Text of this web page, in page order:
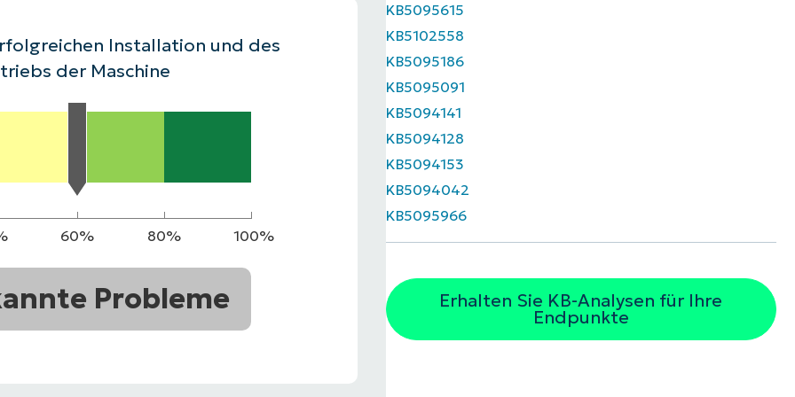
ANSEHEN
PRODUKT-
ANSEHEN
ANSEHEN
Installation und des
der Maschine
60% 80% 100%
Probleme
KB5095615
KB5102558
KB5095186
KB5095091
KB5094141
KB5094128
KB5094153
KB5094042
KB5095966
Erhalten Sie KB-Analysen für Ihre
Endpunkte